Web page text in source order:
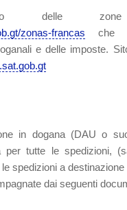
delle zone
zonas-francas che
e delle imposte.
in dogana (DAU o
per tutte le spedizioni,
le spedizioni a
dai seguenti